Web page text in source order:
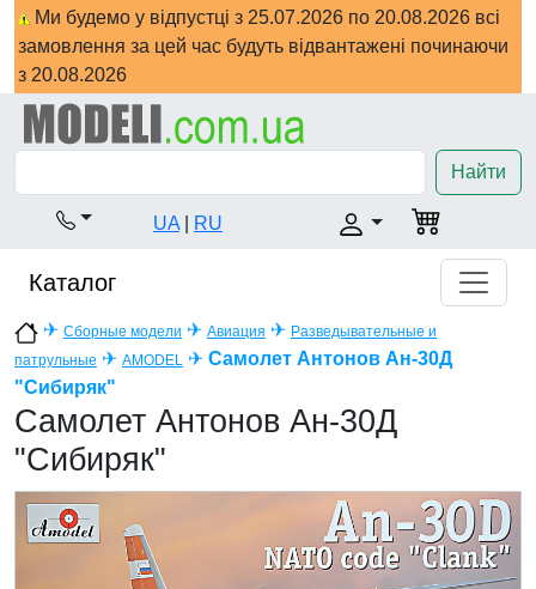
Ми будемо у відпустці з 25.07.2026 по 20.08.2026 всі
замовлення за цей час будуть відвантажені починаючи
з 20.08.2026
Найти
UA RU
Каталог
✈ Сборные модели ✈ Авиация ✈ Разведывательные и
патрульные ✈ AMODEL ✈ Самолет Антонов Ан-30Д
"Сибиряк"
Самолет Антонов Ан-30Д
"Сибиряк"